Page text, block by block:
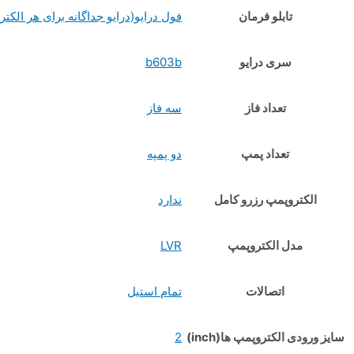
تابلو فرمان فول درایو(درایو جداگانه برای هر
سری درایو b603b
تعداد فاز سه فاز
تعداد پمپ دو پمپه
الکتروپمپ رزرو کامل ندارد
مدل الکتروپمپ LVR
اتصالات تمام استیل
سایز ورودی الکتروپمپ ها(inch) 2